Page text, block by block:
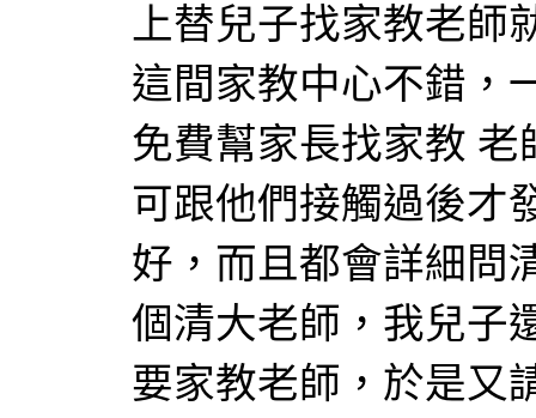
上替兒子找家教老
這間家教中心不錯，
免費幫家長找家教
可跟他們接觸過後才
好，而且都會詳細問
個清大老師，我兒子
要家教老師，於是又